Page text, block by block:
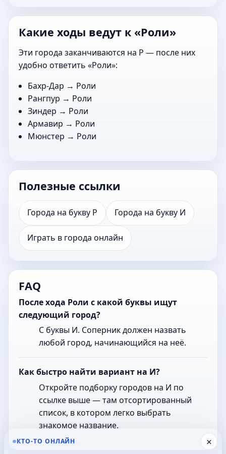
Какие ходы ведут к «Роли»
Эти города заканчиваются на Р — после них
удобно ответить «Роли»:
Бахр-Дар → Роли
Рангпур → Роли
Зиндер → Роли
Армавир → Роли
Мюнстер → Роли
Полезные ссылки
Города на букву Р Города на букву И
Играть в города онлайн
FAQ
После хода Роли с какой буквы ищут
следующий город?
С буквы И. Соперник должен назвать
любой город, начинающийся на неё.
Как быстро найти вариант на И?
Откройте подборку городов на И по
ссылке выше — там отсортированный
список, в котором легко выбрать
знакомое название.
×
КТО-ТО ОНЛАЙН